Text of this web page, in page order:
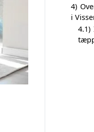
4)
i
4.1)